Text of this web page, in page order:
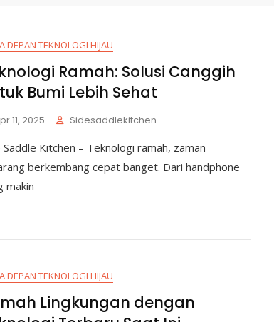
DEPAN TEKNOLOGI HIJAU
Ramah: Solusi Canggih
Bumi Lebih Sehat
11, 2025 Sidesaddlekitchen
Saddle Kitchen – Teknologi ramah, zaman
berkembang cepat banget. Dari handphone
makin
DEPAN TEKNOLOGI HIJAU
Lingkungan dengan